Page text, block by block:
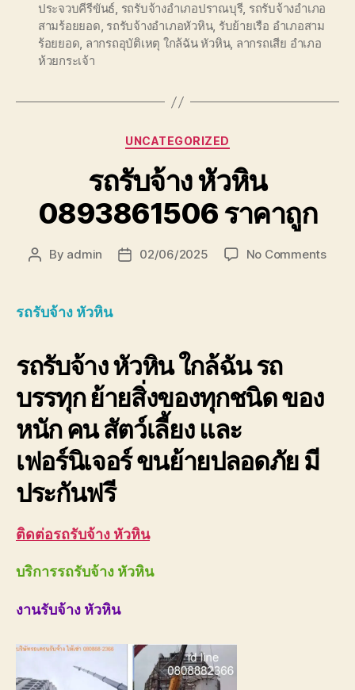
ประจวบคีรีขันธ์, รถรับจ้างอำเภอปราณบุรี, รถรับจ้างอำเภอ
สามร้อยยอด, รถรับจ้างอำเภอหัวหิน, รับย้ายเรือ อำเภอสาม
ร้อยยอด, ลากรถอุบัติเหตุ ใกล้ฉัน หัวหิน, ลากรถเสีย อำเภอ
ห้วยกระเจ้า
Categories
UNCATEGORIZED
รถรับจ้าง หัวหิน
0893861506 ราคาถูก
Post
By admin
Post02/06/2025 No Commentson
รถรับจ้าง หัวหิน
รถรับจ้าง หัวหิน ใกล้ฉัน รถ
บรรทุก ย้ายสิ่งของทุกชนิด ของ
หนัก คน สัตว์เลี้ยง และ
เฟอร์นิเจอร์ ขนย้ายปลอดภัย มี
ประกันฟรี
ติดต่อรถรับจ้าง หัวหิน
บริการรถรับจ้าง หัวหิน
งานรับจ้าง หัวหิน